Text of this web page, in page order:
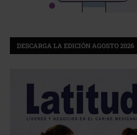
DESCARGA LA EDICIÓN AGOSTO 2026